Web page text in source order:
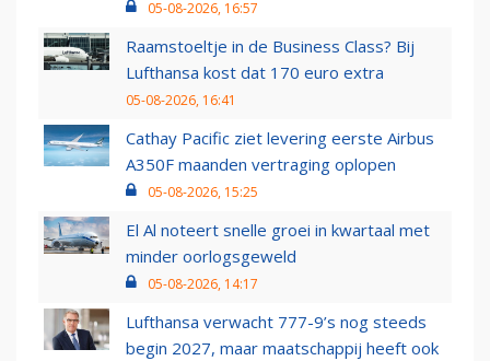
05-08-2026, 16:57
Raamstoeltje in de Business Class? Bij
Lufthansa kost dat 170 euro extra
05-08-2026, 16:41
Cathay Pacific ziet levering eerste Airbus
A350F maanden vertraging oplopen
05-08-2026, 15:25
El Al noteert snelle groei in kwartaal met
minder oorlogsgeweld
05-08-2026, 14:17
Lufthansa verwacht 777-9’s nog steeds
begin 2027, maar maatschappij heeft ook